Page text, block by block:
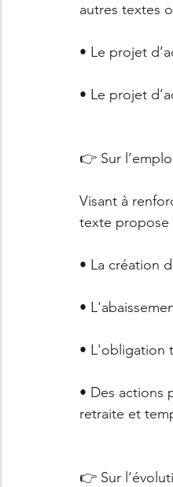
autres textes
• Le projet
• Le projet
👉 Sur
Visant à
texte propose
• La création
•
• L'obligation
• Des
retraite et
👉 Sur